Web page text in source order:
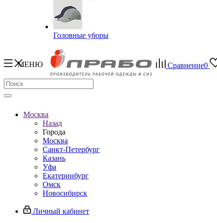
Головные уборы
МЕНЮ Сравнение0
Москва
Назад
Города
Москва
Санкт-Петербург
Казань
Уфа
Екатеринбург
Омск
Новосибирск
Личный кабинет